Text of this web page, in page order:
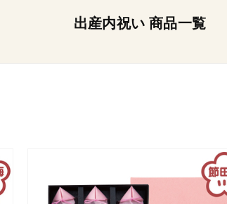
出産内祝い 商品一覧